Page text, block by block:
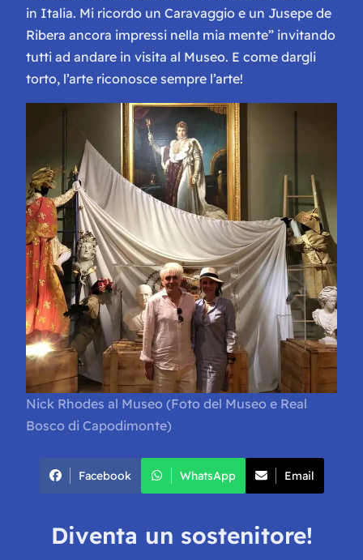
in Italia. Mi ricordo un Caravaggio e un Jusepe de
Ribera ancora impressi nella mia mente” invitando
tutti ad andare in visita al Museo. E come dargli
torto, l’arte riconosce sempre l’arte!
Nick Rhodes al Museo (Foto del Museo e Real
Bosco di Capodimonte)
Facebook WhatsApp Email
Diventa un sostenitore!